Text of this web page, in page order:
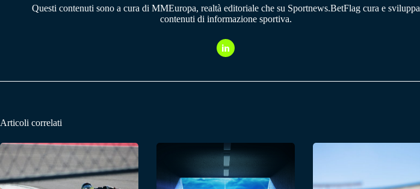
Questi contenuti sono a cura di MMEuropa, realtà editoriale che su Sportnews.BetFlag cura e sviluppa
contenuti di informazione sportiva.
Articoli correlati